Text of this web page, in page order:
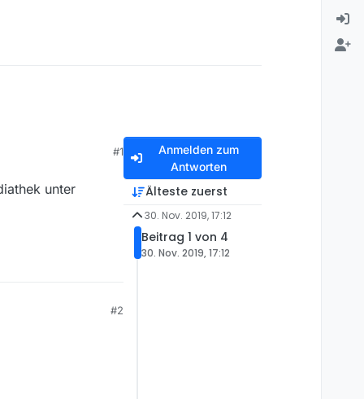
#1
unter
#2
Anmelden zum
Antworten
Älteste zuerst
30. Nov. 2019, 17:12
Beitrag 1 von 4
30. Nov. 2019, 17:12